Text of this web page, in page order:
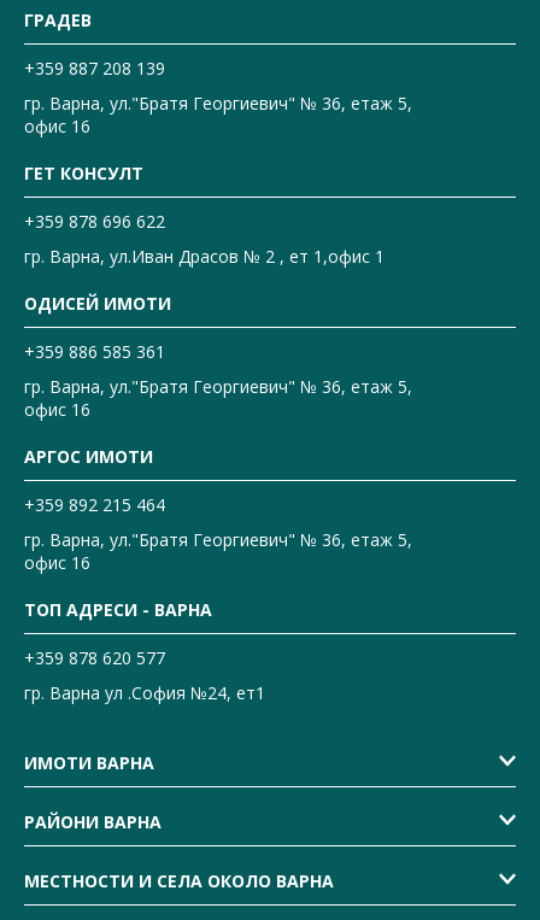
ГРАДЕВ
+359 887 208 139
гр. Варна, ул."Братя Георгиевич" № 36, етаж 5,
офис 16
ГЕТ КОНСУЛТ
+359 878 696 622
гр. Варна, ул.Иван Драсов № 2 , ет 1,офис 1
ОДИСЕЙ ИМОТИ
+359 886 585 361
гр. Варна, ул."Братя Георгиевич" № 36, етаж 5,
офис 16
АРГОС ИМОТИ
+359 892 215 464
гр. Варна, ул."Братя Георгиевич" № 36, етаж 5,
офис 16
ТОП АДРЕСИ - ВАРНА
+359 878 620 577
гр. Варна ул .София №24, ет1
ИМОТИ ВАРНА
РАЙОНИ ВАРНА
МЕСТНОСТИ И СЕЛА ОКОЛО ВАРНА